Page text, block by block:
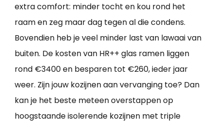
extra comfort: minder tocht en kou rond het
raam en zeg maar dag tegen al die condens.
Bovendien heb je veel minder last van lawaai van
buiten. De kosten van HR++ glas ramen liggen
rond €3400 en besparen tot €260, ieder jaar
weer. Zijn jouw kozijnen aan vervanging toe? Dan
kan je het beste meteen overstappen op
hoogstaande isolerende kozijnen met triple